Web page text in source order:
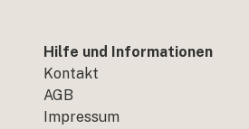
Hilfe und Informationen
Kontakt
AGB
Impressum